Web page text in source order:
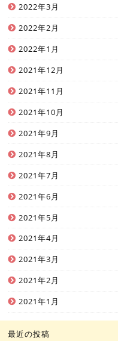
2022年3月
2022年2月
2022年1月
2021年12月
2021年11月
2021年10月
2021年9月
2021年8月
2021年7月
2021年6月
2021年5月
2021年4月
2021年3月
2021年2月
2021年1月
最近の投稿